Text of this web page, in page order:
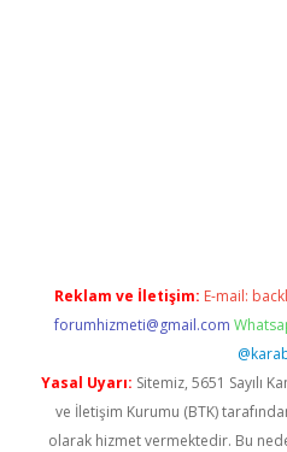
Reklam ve İletişim: E-mail:
forumhizmeti@gmail.com
Yasal Uyarı: Sitemiz, 5651 Sayılı
ve İletişim Kurumu (BTK)
olarak hizmet vermektedir. Bu